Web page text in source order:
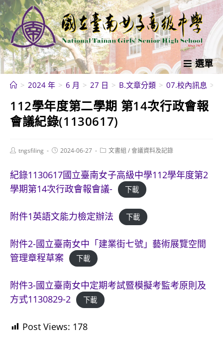
跳
轉
至
主
要
內
選單
> 2024 年 > 6 月 > 27 日 > B.文章分類 > 07.校內訊息 >
112學年度第二學期 第14次行政會報
會議紀錄(1130617)
Posttngsfiling
Post2024-06-27
Post文書組 /會議資料及記錄
紀錄1130617國立臺南女子高級中學112學年度第2
學期第14次行政會報會議-
下載
附件1英語文能力檢定辦法 下載
附件2-國立臺南女中「建業街七號」藝術展覽空間
管理章程草案
下載
附件3-國立臺南女中定期考試暨模擬考監考原則及
方式1130829-2
下載
Post Views: 178